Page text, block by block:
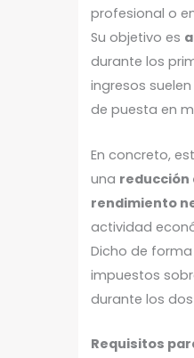
profesional o
Su objetivo es
durante los
ingresos
de puesta en
En concreto,
una reducción
rendimiento
actividad
Dicho de
impuestos
durante los
Requisitos